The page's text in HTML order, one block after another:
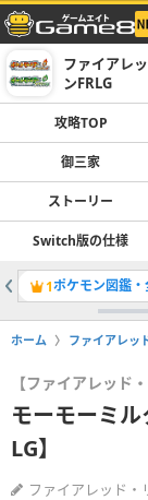
ファイアレ
ンFRLG
攻略TOP
御三家
ストーリー
Switch版の仕様
1ポケモン図鑑
ホーム ファイアレッ
【ファイアレッド
モーモーミ
LG】
ファイアレッド・